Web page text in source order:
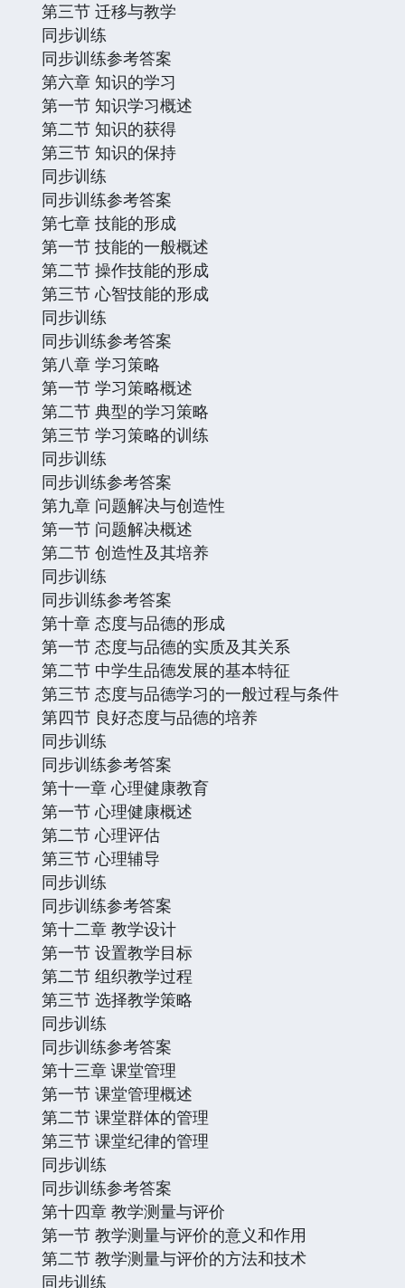
第三节 迁移与教学
同步训练
同步训练参考答案
第六章 知识的学习
第一节 知识学习概述
第二节 知识的获得
第三节 知识的保持
同步训练
同步训练参考答案
第七章 技能的形成
第一节 技能的一般概述
第二节 操作技能的形成
第三节 心智技能的形成
同步训练
同步训练参考答案
第八章 学习策略
第一节 学习策略概述
第二节 典型的学习策略
第三节 学习策略的训练
同步训练
同步训练参考答案
第九章 问题解决与创造性
第一节 问题解决概述
第二节 创造性及其培养
同步训练
同步训练参考答案
第十章 态度与品德的形成
第一节 态度与品德的实质及其关系
第二节 中学生品德发展的基本特征
第三节 态度与品德学习的一般过程与条件
第四节 良好态度与品德的培养
同步训练
同步训练参考答案
第十一章 心理健康教育
第一节 心理健康概述
第二节 心理评估
第三节 心理辅导
同步训练
同步训练参考答案
第十二章 教学设计
第一节 设置教学目标
第二节 组织教学过程
第三节 选择教学策略
同步训练
同步训练参考答案
第十三章 课堂管理
第一节 课堂管理概述
第二节 课堂群体的管理
第三节 课堂纪律的管理
同步训练
同步训练参考答案
第十四章 教学测量与评价
第一节 教学测量与评价的意义和作用
第二节 教学测量与评价的方法和技术
同步训练